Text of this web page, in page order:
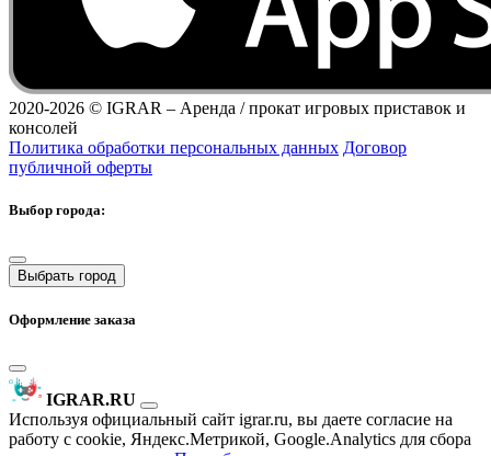
2020-2026 © IGRAR – Аренда / прокат игровых приставок и
консолей
Политика обработки персональных данных Договор
публичной оферты
Выбор города:
Выбрать город
Оформление заказа
IGRAR.RU
Используя официальный сайт igrar.ru, вы даете согласие на
работу с cookie, Яндекс.Метрикой, Google.Analytics для сбора